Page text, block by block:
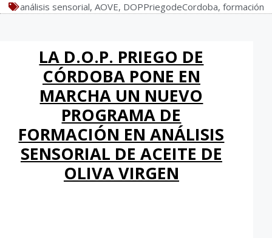
análisis sensorial, AOVE, DOPPriegodeCordoba, formación
LA D.O.P. PRIEGO DE
CÓRDOBA PONE EN
MARCHA UN NUEVO
PROGRAMA DE
FORMACIÓN EN ANÁLISIS
SENSORIAL DE ACEITE DE
OLIVA VIRGEN